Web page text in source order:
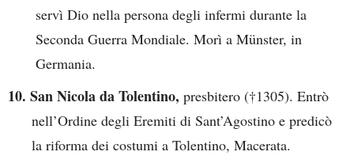
servì Dio nella persona degli infermi durante la
Seconda Guerra Mondiale. Morì a Münster, in
Germania.
10. San Nicola da Tolentino, presbitero (†1305). Entrò
nell’Ordine degli Eremiti di Sant’Agostino e predicò
la riforma dei costumi a Tolentino, Macerata.